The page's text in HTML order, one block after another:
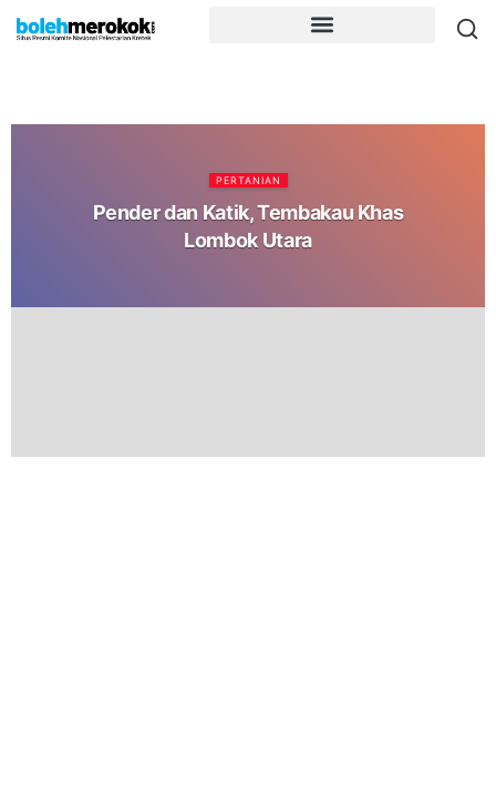
PERTANIAN
Pender dan Katik, Tembakau Khas
Lombok Utara